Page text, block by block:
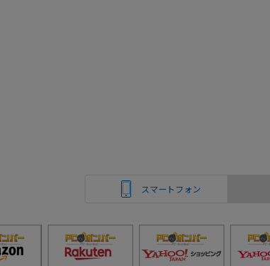
スマートフォン